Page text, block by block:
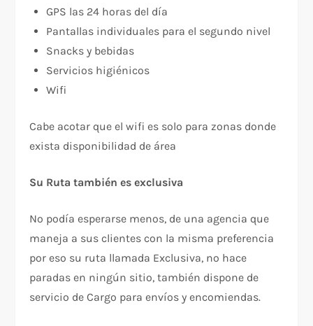
GPS las 24 horas del día
Pantallas individuales para el segundo nivel
Snacks y bebidas
Servicios higiénicos
Wifi
Cabe acotar que el wifi es solo para zonas donde
exista disponibilidad de área
Su Ruta también es exclusiva
No podía esperarse menos, de una agencia que
maneja a sus clientes con la misma preferencia
por eso su ruta llamada Exclusiva, no hace
paradas en ningún sitio, también dispone de
servicio de Cargo para envíos y encomiendas.